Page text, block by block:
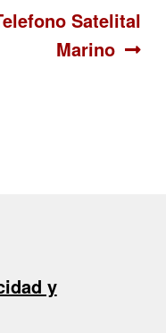
Satelital
Marino
y